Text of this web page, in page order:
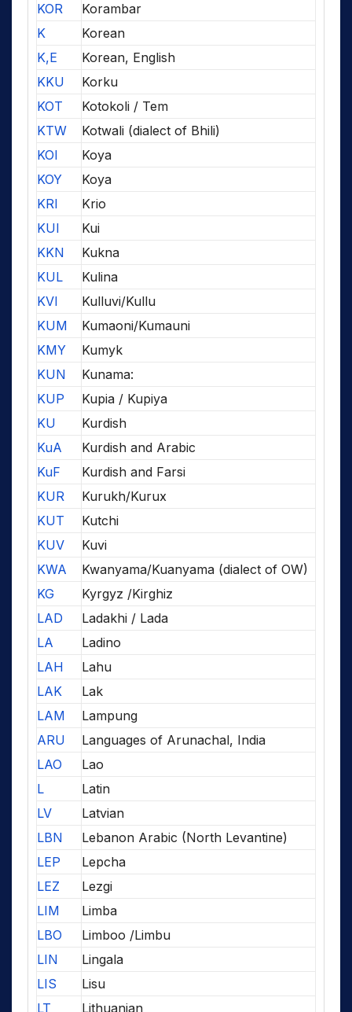
KOR
Korambar
K
Korean
K,E
Korean, English
KKU
Korku
KOT
Kotokoli / Tem
KTW
Kotwali (dialect of Bhili)
KOI
Koya
KOY
Koya
KRI
Krio
KUI
Kui
KKN
Kukna
KUL
Kulina
KVI
Kulluvi/Kullu
KUM
Kumaoni/Kumauni
KMY
Kumyk
KUN
Kunama:
KUP
Kupia / Kupiya
KU
Kurdish
KuA
Kurdish and Arabic
KuF
Kurdish and Farsi
KUR
Kurukh/Kurux
KUT
Kutchi
KUV
Kuvi
KWA
Kwanyama/Kuanyama (dialect of OW)
KG
Kyrgyz /Kirghiz
LAD
Ladakhi / Lada
LA
Ladino
LAH
Lahu
LAK
Lak
LAM
Lampung
ARU
Languages of Arunachal, India
LAO
Lao
L
Latin
LV
Latvian
LBN
Lebanon Arabic (North Levantine)
LEP
Lepcha
LEZ
Lezgi
LIM
Limba
LBO
Limboo /Limbu
LIN
Lingala
LIS
Lisu
LT
Lithuanian